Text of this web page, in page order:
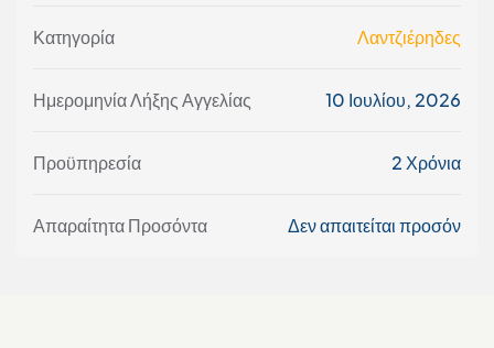
Κατηγορία Λαντζιέρηδες
Ημερομηνία Λήξης Αγγελίας 10 Ιουλίου, 2026
Προϋπηρεσία 2 Χρόνια
Απαραίτητα Προσόντα Δεν απαιτείται προσόν